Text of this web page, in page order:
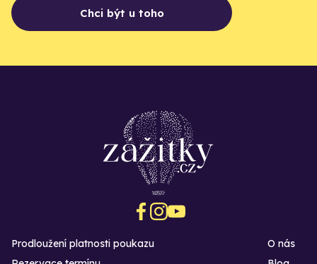
Chci být u toho
Prodloužení platnosti poukazu
O nás